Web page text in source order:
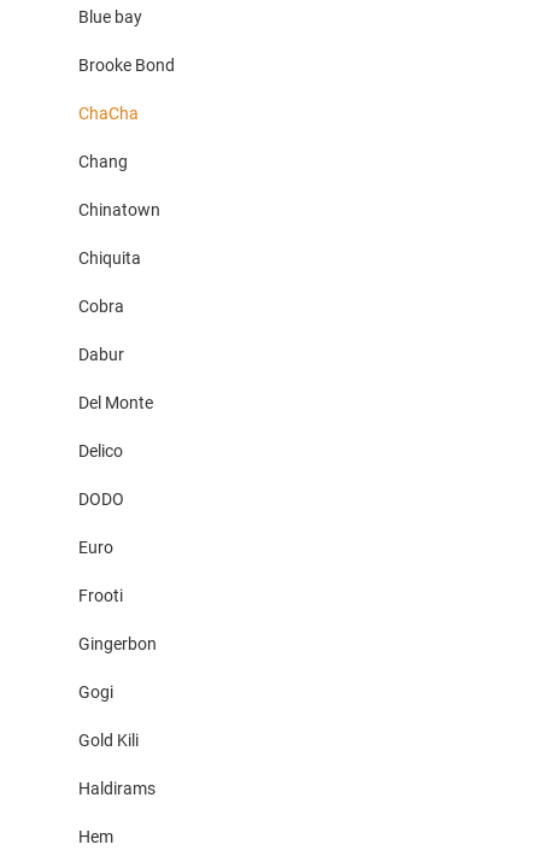
Blue bay
Brooke Bond
ChaCha
Chang
Chinatown
Chiquita
Cobra
Dabur
Del Monte
Delico
DODO
Euro
Frooti
Gingerbon
Gogi
Gold Kili
Haldirams
Hem